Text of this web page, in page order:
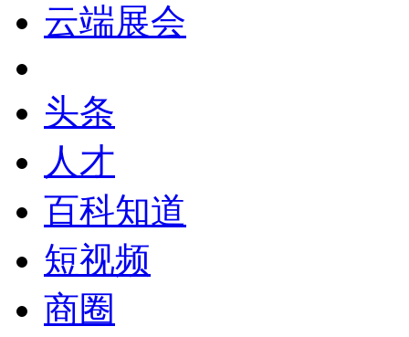
云端展会
头条
人才
百科知道
短视频
商圈